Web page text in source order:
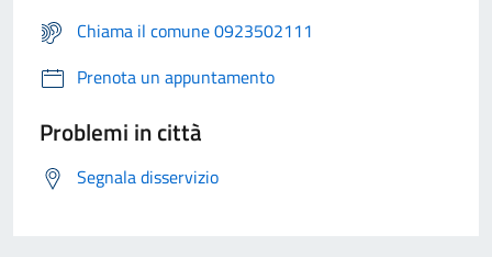
Chiama il comune 0923502111
Prenota un appuntamento
Problemi in città
Segnala disservizio